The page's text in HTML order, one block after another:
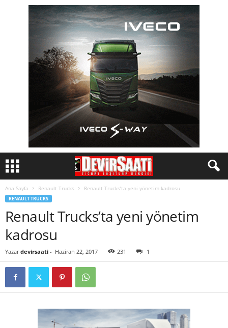
Ana Sayfa Renault Trucks Renault Trucks’ta yeni yönetim kadrosu
RENAULT TRUCKS
Renault Trucks’ta yeni yönetim
kadrosu
Yazar devirsaati - Haziran 22, 2017 231 1